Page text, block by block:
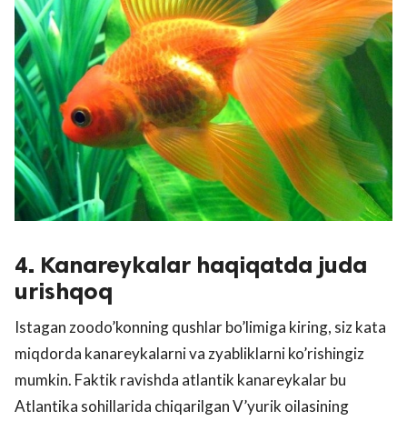
4. Kanareykalar haqiqatda juda
urishqoq
Istagan zoodo’konning qushlar bo’limiga kiring, siz kata
miqdorda kanareykalarni va zyabliklarni ko’rishingiz
mumkin. Faktik ravishda atlantik kanareykalar bu
Atlantika sohillarida chiqarilgan V’yurik oilasining